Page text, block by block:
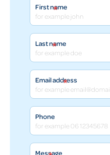
First name
*
Last name
*
Email address
*
Phone
Message